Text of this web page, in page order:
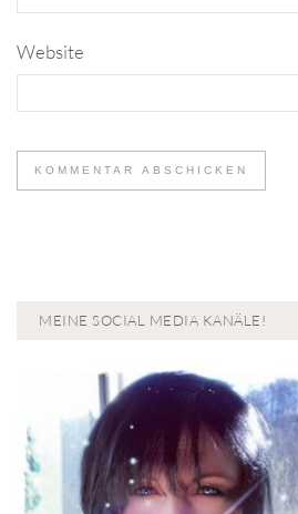
Website
MEINE SOCIAL MEDIA KANÄLE!